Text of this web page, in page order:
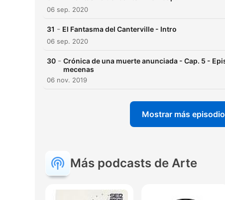
06 sep. 2020
31 - El Fantasma del Canterville - Intro
06 sep. 2020
30 - Crónica de una muerte anunciada - Cap. 5 -
mecenas
06 nov. 2019
Mostrar más
Más podcasts de Arte